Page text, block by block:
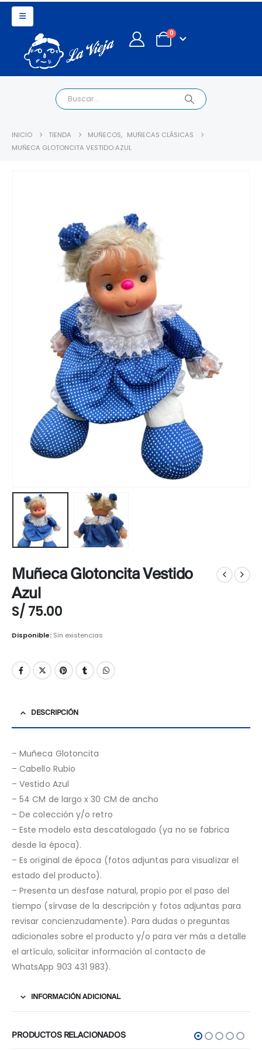
0
INICIO TIENDA MUÑECOS, MUÑECAS CLÁSICAS
MUÑECA GLOTONCITA VESTIDO AZUL
Muñeca Glotoncita Vestido
Azul
S/ 75.00
Disponible: Sin existencias
DESCRIPCIÓN
– Muñeca Glotoncita
– Cabello Rubio
– Vestido Azul
– 54 CM de largo x 30 CM de ancho
– De colección y/o retro
– Este modelo esta descatalogado (ya no se fabrica
desde la época).
– Es original de época (fotos adjuntas para visualizar el
estado del producto).
– Presenta un desfase natural, propio por el paso del
tiempo (sírvase de la descripción y fotos adjuntas para
revisar concienzudamente). Para dudas o preguntas
adicionales sobre el producto y/o para ver más a detalle
el artículo, solicitar información al contacto de
WhatsApp 903 431 983).
INFORMACIÓN ADICIONAL
PRODUCTOS RELACIONADOS